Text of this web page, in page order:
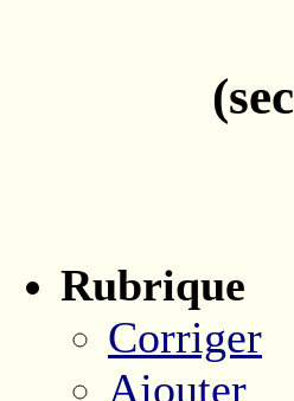
Rubrique
Corriger
Ajouter